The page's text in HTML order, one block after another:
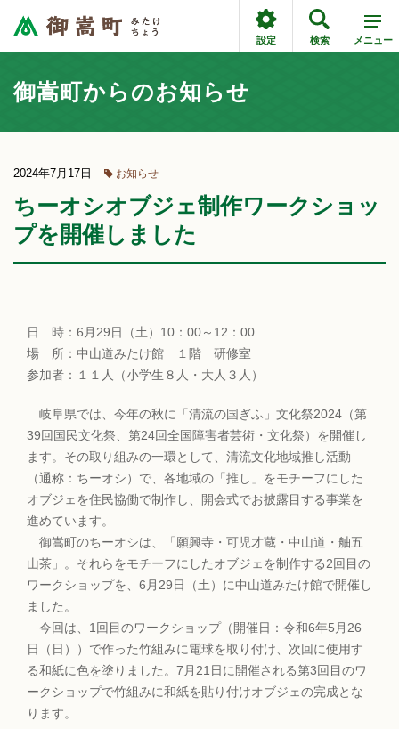
設定 検索 メニュー
御嵩町からのお知らせ
2024年7月17日 お知らせ
ちーオシオブジェ制作ワークショッ
プを開催しました
日 時：6月29日（土）10：00～12：00
場 所：中山道みたけ館 １階 研修室
参加者：１１人（小学生８人・大人３人）
岐阜県では、今年の秋に「清流の国ぎふ」文化祭2024（第
39回国民文化祭、第24回全国障害者芸術・文化祭）を開催し
ます。その取り組みの一環として、清流文化地域推し活動
（通称：ちーオシ）で、各地域の「推し」をモチーフにした
オブジェを住民協働で制作し、開会式でお披露目する事業を
進めています。
御嵩町のちーオシは、「願興寺・可児才蔵・中山道・舳五
山茶」。それらをモチーフにしたオブジェを制作する2回目の
ワークショップを、6月29日（土）に中山道みたけ館で開催し
ました。
今回は、1回目のワークショップ（開催日：令和6年5月26
日（日））で作った竹組みに電球を取り付け、次回に使用す
る和紙に色を塗りました。7月21日に開催される第3回目のワ
ークショップで竹組みに和紙を貼り付けオブジェの完成とな
ります。